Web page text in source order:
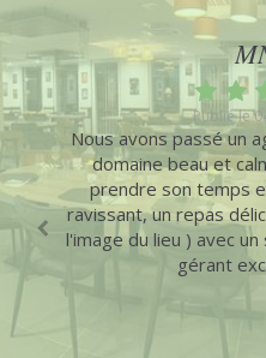
Publié le
Nous avons passé un
domaine beau et
prendre son temps
ravissant, un repas
l'image du lieu ) avec
gérant